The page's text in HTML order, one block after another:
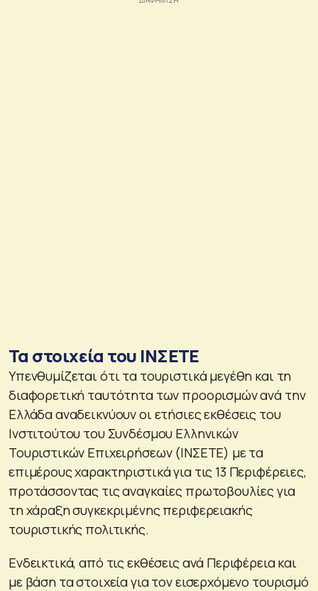
Τα στοιχεία του ΙΝΣΕΤΕ
Υπενθυμίζεται ότι τα τουριστικά μεγέθη και τη
διαφορετική ταυτότητα των προορισμών ανά την
Ελλάδα αναδεικνύουν οι ετήσιες εκθέσεις του
Ινστιτούτου του Συνδέσμου Ελληνικών
Τουριστικών Επιχειρήσεων (ΙΝΣΕΤΕ) με τα
επιμέρους χαρακτηριστικά για τις 13 Περιφέρειες,
προτάσσοντας τις αναγκαίες πρωτοβουλίες για
τη χάραξη συγκεκριμένης περιφερειακής
τουριστικής πολιτικής.
Ενδεικτικά, από τις εκθέσεις ανά Περιφέρεια και
με βάση τα στοιχεία για τον εισερχόμενο τουρισμό